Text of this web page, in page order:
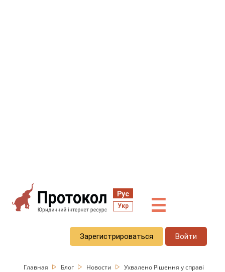
Рус
Укр ☰
Зарегистрироваться Войти
Главная Блог Новости
Ухвалено Рішення у справі